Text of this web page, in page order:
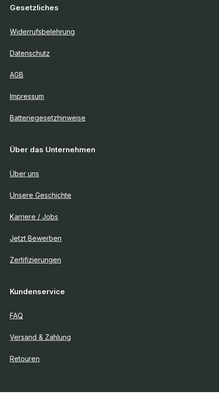
Gesetzliches
Widerrufsbelehrung
Datenschutz
AGB
Impressum
Batteriegesetzhinweise
Über das Unternehmen
Über uns
Unsere Geschichte
Karriere / Jobs
Jetzt Bewerben
Zertifizierungen
Kundenservice
FAQ
Versand & Zahlung
Retouren